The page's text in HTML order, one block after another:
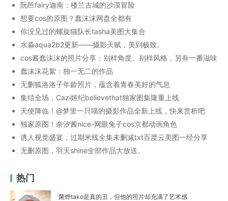
阮邑fairy迦南：楼兰古城的沙漠冒险
想要cos的原图？蠢沫沫网盘全都有
你没见过的螺旋猫队长tasha美图大集合
水淼aqua2b2更新——摄影天赋，美到极致。
cos酱蠢沫沫的照片分享：别样角度、别样风格，另有一番滋味
蠢沫沫花絮：独一无二的作品
无删狐洛洛子年龄照片，蕴含着青春美好的气息
集结全场，Cazi姬纪believethat独家图集隆重上线
天使降临！@梦里一只喵的摄影作品全新上线，快来赏析吧
独家原图！奈汐酱nice-网眼兔子cos京都动画角色
诱人视觉盛宴，过期米线全集未删减txt百度云美图一经分享
无删原图，羽天shine全部作品大放送。
热门
菌烨tako是真的丑，但他的照片却充满了艺术感